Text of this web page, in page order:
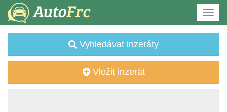
Vyhledávat inzeráty
Vložit inzerát